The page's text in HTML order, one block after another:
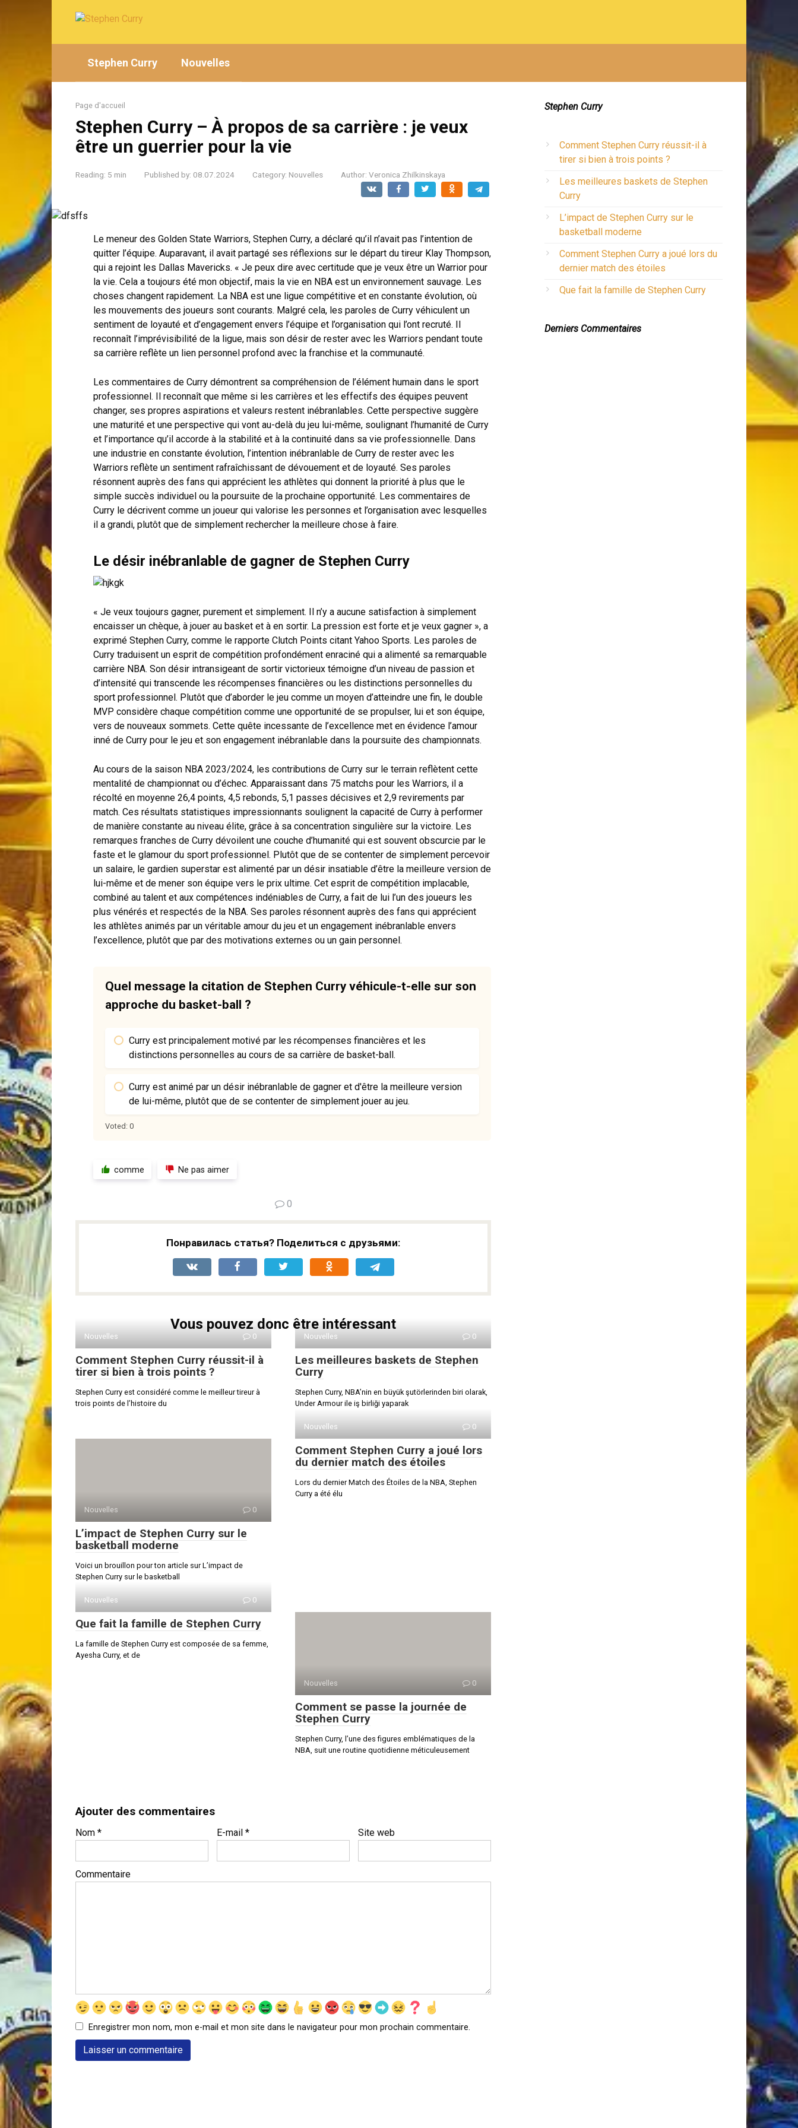
Stephen Curry Nouvelles
Page d'accueil
Stephen Curry – À propos de sa carrière : je veux
être un guerrier pour la vie
Reading: 5 min Published by: 08.07.2024 Category: Nouvelles Author: Veronica Zhilkinskaya
Le meneur des Golden State Warriors, Stephen Curry, a déclaré qu’il n’avait pas l’intention de
quitter l’équipe. Auparavant, il avait partagé ses réflexions sur le départ du tireur Klay Thompson,
qui a rejoint les Dallas Mavericks. « Je peux dire avec certitude que je veux être un Warrior pour
la vie. Cela a toujours été mon objectif, mais la vie en NBA est un environnement sauvage. Les
choses changent rapidement. La NBA est une ligue compétitive et en constante évolution, où
les mouvements des joueurs sont courants. Malgré cela, les paroles de Curry véhiculent un
sentiment de loyauté et d’engagement envers l’équipe et l’organisation qui l’ont recruté. Il
reconnaît l’imprévisibilité de la ligue, mais son désir de rester avec les Warriors pendant toute
sa carrière reflète un lien personnel profond avec la franchise et la communauté.
Les commentaires de Curry démontrent sa compréhension de l’élément humain dans le sport
professionnel. Il reconnaît que même si les carrières et les effectifs des équipes peuvent
changer, ses propres aspirations et valeurs restent inébranlables. Cette perspective suggère
une maturité et une perspective qui vont au-delà du jeu lui-même, soulignant l’humanité de Curry
et l’importance qu’il accorde à la stabilité et à la continuité dans sa vie professionnelle. Dans
une industrie en constante évolution, l’intention inébranlable de Curry de rester avec les
Warriors reflète un sentiment rafraîchissant de dévouement et de loyauté. Ses paroles
résonnent auprès des fans qui apprécient les athlètes qui donnent la priorité à plus que le
simple succès individuel ou la poursuite de la prochaine opportunité. Les commentaires de
Curry le décrivent comme un joueur qui valorise les personnes et l’organisation avec lesquelles
il a grandi, plutôt que de simplement rechercher la meilleure chose à faire.
Le désir inébranlable de gagner de Stephen Curry
« Je veux toujours gagner, purement et simplement. Il n’y a aucune satisfaction à simplement
encaisser un chèque, à jouer au basket et à en sortir. La pression est forte et je veux gagner », a
exprimé Stephen Curry, comme le rapporte Clutch Points citant Yahoo Sports. Les paroles de
Curry traduisent un esprit de compétition profondément enraciné qui a alimenté sa remarquable
carrière NBA. Son désir intransigeant de sortir victorieux témoigne d’un niveau de passion et
d’intensité qui transcende les récompenses financières ou les distinctions personnelles du
sport professionnel. Plutôt que d’aborder le jeu comme un moyen d’atteindre une fin, le double
MVP considère chaque compétition comme une opportunité de se propulser, lui et son équipe,
vers de nouveaux sommets. Cette quête incessante de l’excellence met en évidence l’amour
inné de Curry pour le jeu et son engagement inébranlable dans la poursuite des championnats.
Au cours de la saison NBA 2023/2024, les contributions de Curry sur le terrain reflètent cette
mentalité de championnat ou d’échec. Apparaissant dans 75 matchs pour les Warriors, il a
récolté en moyenne 26,4 points, 4,5 rebonds, 5,1 passes décisives et 2,9 revirements par
match. Ces résultats statistiques impressionnants soulignent la capacité de Curry à performer
de manière constante au niveau élite, grâce à sa concentration singulière sur la victoire. Les
remarques franches de Curry dévoilent une couche d’humanité qui est souvent obscurcie par le
faste et le glamour du sport professionnel. Plutôt que de se contenter de simplement percevoir
un salaire, le gardien superstar est alimenté par un désir insatiable d’être la meilleure version de
lui-même et de mener son équipe vers le prix ultime. Cet esprit de compétition implacable,
combiné au talent et aux compétences indéniables de Curry, a fait de lui l’un des joueurs les
plus vénérés et respectés de la NBA. Ses paroles résonnent auprès des fans qui apprécient
les athlètes animés par un véritable amour du jeu et un engagement inébranlable envers
l’excellence, plutôt que par des motivations externes ou un gain personnel.
Quel message la citation de Stephen Curry véhicule-t-elle sur son
approche du basket-ball ?
Curry est principalement motivé par les récompenses financières et les
distinctions personnelles au cours de sa carrière de basket-ball.
Curry est animé par un désir inébranlable de gagner et d'être la meilleure version
de lui-même, plutôt que de se contenter de simplement jouer au jeu.
Voted: 0
comme Ne pas aimer
0
Понравилась статья? Поделиться с друзьями:
Vous pouvez donc être intéressant
Nouvelles 0
Comment Stephen Curry réussit-il à
tirer si bien à trois points ?
Stephen Curry est considéré comme le meilleur tireur à
trois points de l’histoire du
Nouvelles 0
Les meilleures baskets de Stephen
Curry
Stephen Curry, NBA’nin en büyük şutörlerinden biri olarak,
Under Armour ile iş birliği yaparak
Nouvelles 0
L’impact de Stephen Curry sur le
basketball moderne
Voici un brouillon pour ton article sur L’impact de
Stephen Curry sur le basketball
Nouvelles 0
Comment Stephen Curry a joué lors
du dernier match des étoiles
​Lors du dernier Match des Étoiles de la NBA, Stephen
Curry a été élu
Nouvelles 0
Que fait la famille de Stephen Curry
La famille de Stephen Curry est composée de sa femme,
Ayesha Curry, et de
Nouvelles 0
Comment se passe la journée de
Stephen Curry
Stephen Curry, l’une des figures emblématiques de la
NBA, suit une routine quotidienne méticuleusement
Ajouter des commentaires
Nom * E-mail * Site web
Commentaire
Enregistrer mon nom, mon e-mail et mon site dans le navigateur pour mon prochain commentaire.
Stephen Curry
Comment Stephen Curry réussit-il à
tirer si bien à trois points ?
Les meilleures baskets de Stephen
Curry
L’impact de Stephen Curry sur le
basketball moderne
Comment Stephen Curry a joué lors du
dernier match des étoiles
Que fait la famille de Stephen Curry
Derniers Commentaires